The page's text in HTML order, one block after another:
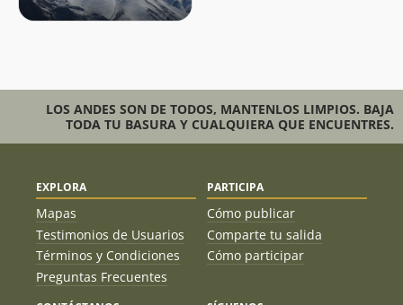
LOS ANDES SON DE TODOS, MANTENLOS LIMPIOS. BAJA
TODA TU BASURA Y CUALQUIERA QUE ENCUENTRES.
EXPLORA
Mapas
Testimonios de Usuarios
Términos y Condiciones
Preguntas Frecuentes
PARTICIPA
Cómo publicar
Comparte tu salida
Cómo participar